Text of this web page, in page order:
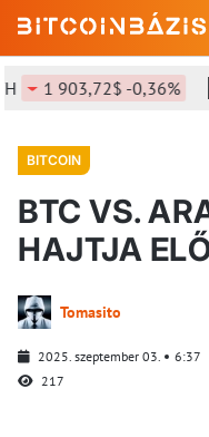
903,72$ -0,36%
BITCOIN
BTC VS.
HAJTJA
Tomasito
2025. szeptember 03.
6:37
217